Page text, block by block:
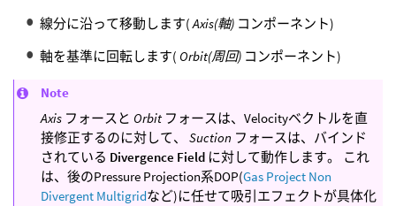
線分に沿って移動します(Axis(軸) コンポーネント)
軸を基準に回転します( Orbit(周回) コンポーネント)
Note
Axis フォースと Orbit フォースは、Velocityベクトルを直
接修正するのに対して、 Suction フォースは、バインド
されている Divergence Field に対して動作します。 これ
は、後のPressure Projection系DOP(Gas Project Non
Divergent Multigridなど)に任せて吸引エフェクトが具体化